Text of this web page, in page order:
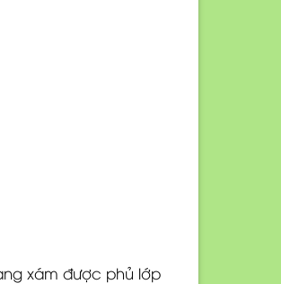
xám được phủ lớp